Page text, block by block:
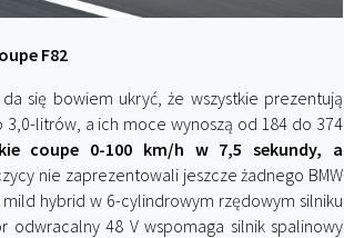
F82
się bowiem ukryć, że wszystkie prezentują
litrów, a ich moce wynoszą od 184 do 374
coupe 0-100 km/h w 7,5 sekundy, a
nie zaprezentowali jeszcze żadnego BMW
hybrid w 6-cylindrowym rzędowym silniku
odwracalny 48 V wspomaga silnik spalinowy